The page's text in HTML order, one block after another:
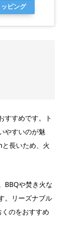
ピング
すすめです。ト
やすいのが魅
長いため、火
BBQや焚き火な
。リーズナブル
のをおすすめ